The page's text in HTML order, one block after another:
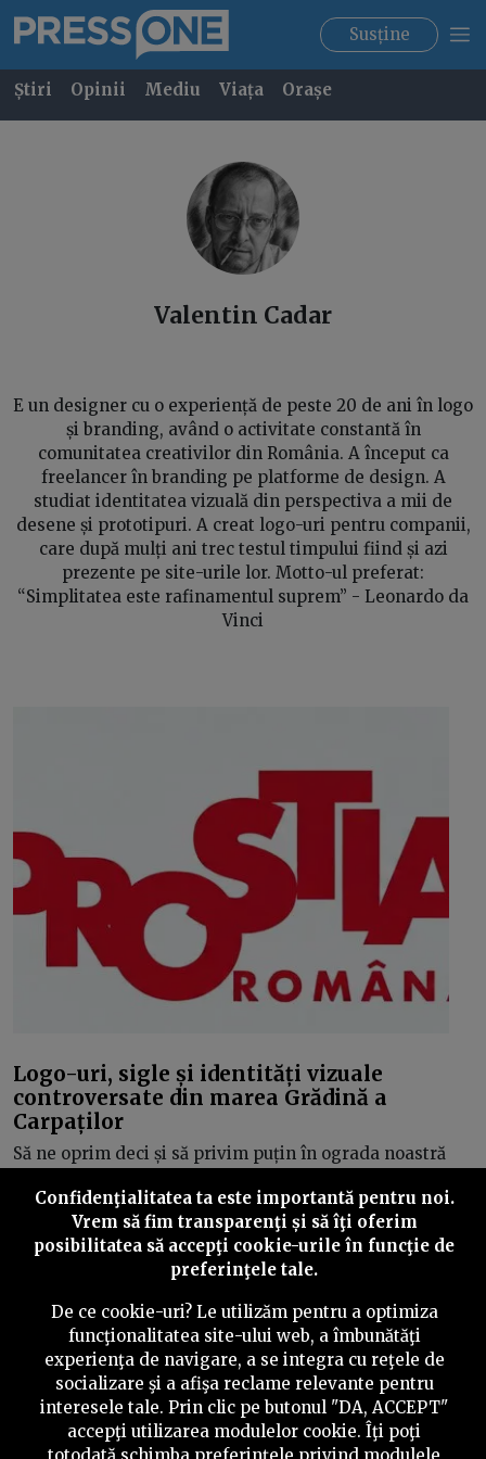
Susține
Știri Opinii Mediu Viața Orașe
Valentin Cadar
E un designer cu o experiență de peste 20 de ani în logo
și branding, având o activitate constantă în
comunitatea creativilor din România. A început ca
freelancer în branding pe platforme de design. A
studiat identitatea vizuală din perspectiva a mii de
desene și prototipuri. A creat logo-uri pentru companii,
care după mulți ani trec testul timpului fiind și azi
prezente pe site-urile lor. Motto-ul preferat:
“Simplitatea este rafinamentul suprem” - Leonardo da
Vinci
Logo-uri, sigle și identități vizuale
controversate din marea Grădină a
Carpaților
Să ne oprim deci și să privim puțin în ograda noastră
design grafic care poate ar fi meritat alternative mai
bune. Sau poate, ar fi trebuit măcar să nu “împrumute”
idei gata lucrate de alții. Iată câteva studii de caz.
©2026PressOne.ro
RSSNewslettereDespre noiPolitica editorială
Confidenţialitatea ta este importantă pentru noi.
Vrem să fim transparenţi și să îţi oferim
posibilitatea să accepţi cookie-urile în funcţie de
preferinţele tale.
De ce cookie-uri? Le utilizăm pentru a optimiza
funcţionalitatea site-ului web, a îmbunătăţi
experienţa de navigare, a se integra cu reţele de
socializare şi a afişa reclame relevante pentru
interesele tale. Prin clic pe butonul "DA, ACCEPT"
accepţi utilizarea modulelor cookie. Îţi poţi